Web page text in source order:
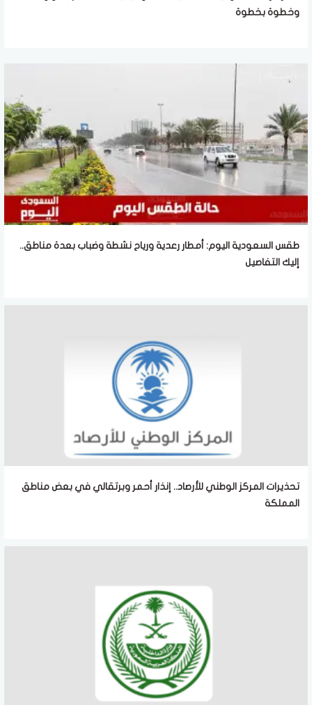
وخطوة بخطوة
طقس السعودية اليوم: أمطار رعدية ورياح نشطة وضباب بعدة مناطق..
إليك التفاصيل
تحذيرات المركز الوطني للأرصاد.. إنذار أحمر وبرتقالي في بعض مناطق
المملكة